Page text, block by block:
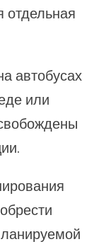
отдельная
автобусах
или